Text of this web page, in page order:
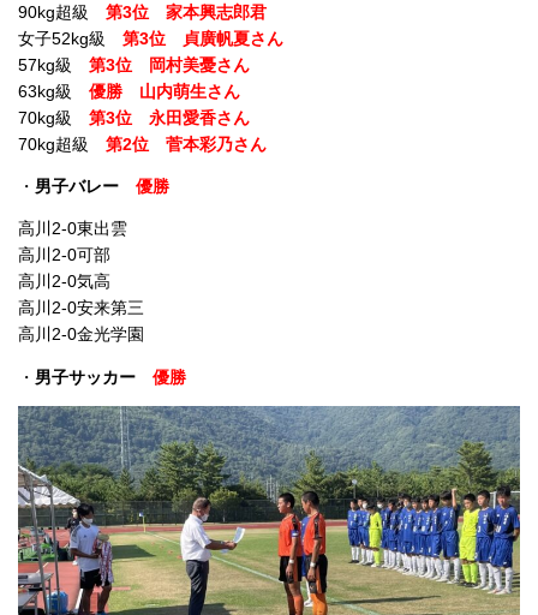
90kg超級 第3位 家本興志郎君
女子52kg級 第3位 貞廣帆夏さん
57kg級 第3位 岡村美憂さん
63kg級 優勝 山内萌生さん
70kg級 第3位 永田愛香さん
70kg超級 第2位 菅本彩乃さん
・ 男子バレー 優勝
高川2-0東出雲
高川2-0可部
高川2-0気高
高川2-0安来第三
高川2-0金光学園
・ 男子サッカー 優勝